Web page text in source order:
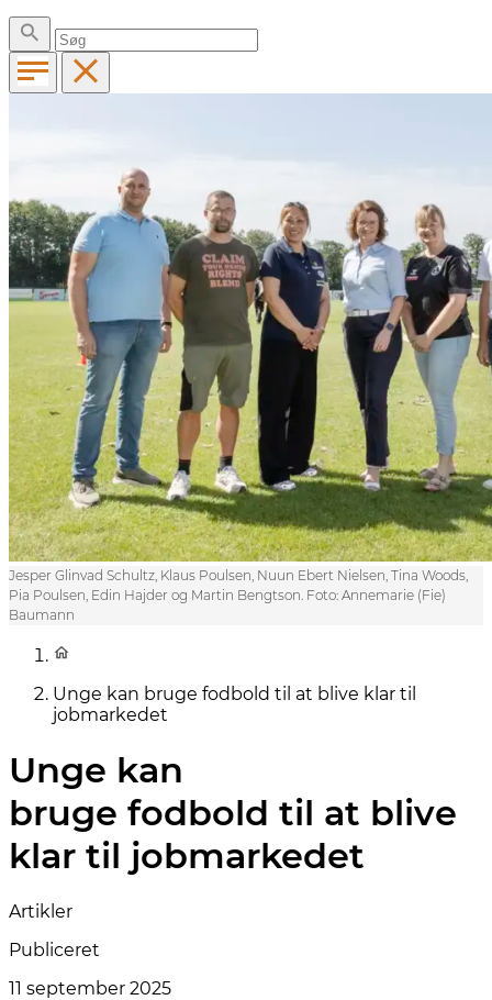
Jesper Glinvad Schultz, Klaus Poulsen, Nuun Ebert Nielsen, Tina Woods,
Pia Poulsen, Edin Hajder og Martin Bengtson. Foto: Annemarie (Fie)
Baumann
Unge kan bruge fodbold til at blive klar til
jobmarkedet
Unge kan
bruge fodbold til at blive
klar til jobmarkedet
Artikler
Publiceret
11 september 2025